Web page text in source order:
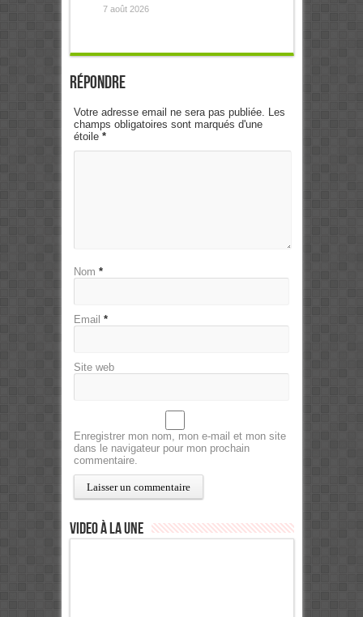
7 août 2026
Répondre
Votre adresse email ne sera pas publiée. Les
champs obligatoires sont marqués d'une
étoile *
Nom *
Email *
Site web
Enregistrer mon nom, mon e-mail et mon site
dans le navigateur pour mon prochain
commentaire.
Video à la Une